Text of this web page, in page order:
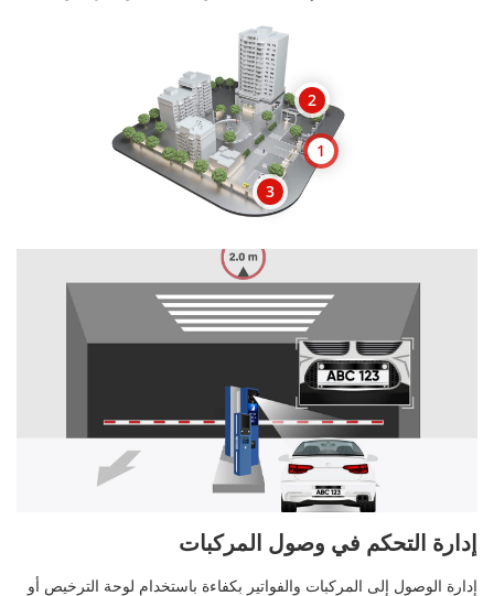
1
2
3
إدارة التحكم في وصول المركبات
إدارة الوصول إلى المركبات والفواتير بكفاءة باستخدام لوحة الترخيص أو